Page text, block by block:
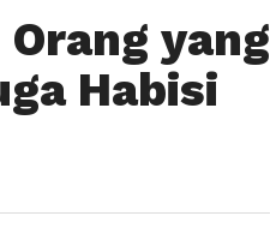
yang
Habisi